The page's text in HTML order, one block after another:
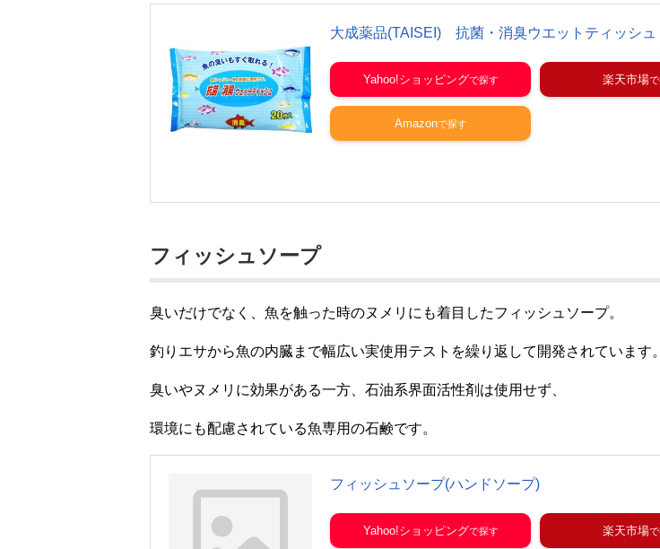
大成薬品(TAISEI) 抗菌・消臭ウエットティッシュ
Yahoo!ショッピング 楽天市場
Amazon
フィッシュソープ
臭いだけでなく、魚を触った時のヌメリにも着目したフィッシュソープ。
釣りエサから魚の内臓まで幅広い実使用テストを繰り返して開発されています。
臭いやヌメリに効果がある一方、石油系界面活性剤は使用せず、
環境にも配慮されている魚専用の石鹸です。
フィッシュソープ(ハンドソープ)
Yahoo!ショッピング 楽天市場